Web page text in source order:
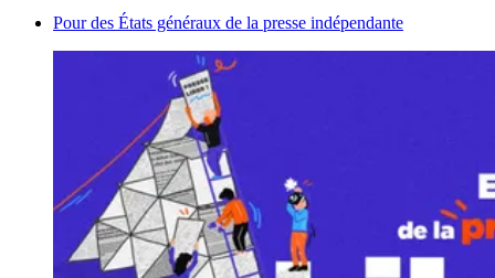
Pour des États généraux de la presse indépendante